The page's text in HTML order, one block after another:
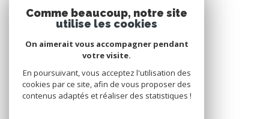
Nous adhérons
Comme beaucoup, notre site
utilise les cookies
On aimerait vous accompagner pendant
votre visite.
En poursuivant, vous acceptez l'utilisation des
cookies par ce site, afin de vous proposer des
contenus adaptés et réaliser des statistiques !